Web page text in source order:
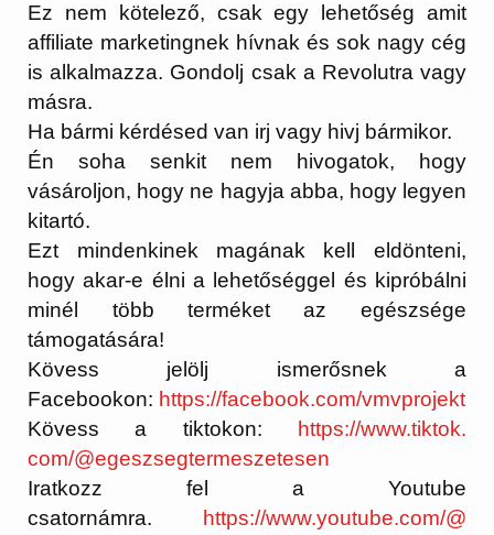
Ez nem kötelező, csak egy lehetőség amit
affiliate marketingnek hívnak és sok nagy cég
is alkalmazza. Gondolj csak a Revolutra vagy
másra.
Ha bármi kérdésed van irj vagy hivj bármikor.
Én soha senkit nem hivogatok, hogy
vásároljon, hogy ne hagyja abba, hogy legyen
kitartó.
Ezt mindenkinek magának kell eldönteni,
hogy akar-e élni a lehetőséggel és kipróbálni
minél több terméket az egészsége
támogatására!
Kövess jelölj ismerősnek a
Facebookon: https://facebook.com/vmvprojekt
Kövess a tiktokon:
https://www.tiktok.
com/@egeszsegtermeszetesen
Iratkozz fel a Youtube
csatornámra.
https://www.youtube.com/@